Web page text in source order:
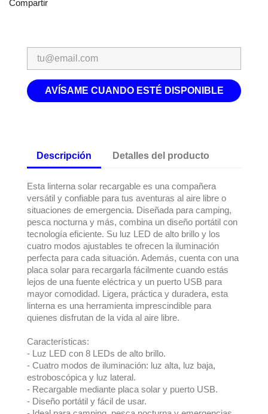
Compartir
AVÍSAME CUANDO ESTÉ DISPONIBLE
Descripción Detalles del producto
Esta linterna solar recargable es una compañera
versátil y confiable para tus aventuras al aire libre o
situaciones de emergencia. Diseñada para camping,
pesca nocturna y más, combina un diseño portátil con
tecnología eficiente. Su luz LED de alto brillo y los
cuatro modos ajustables te ofrecen la iluminación
perfecta para cada situación. Además, cuenta con una
placa solar para recargarla fácilmente cuando estás
lejos de una fuente eléctrica y un puerto USB para
mayor comodidad. Ligera, práctica y duradera, esta
linterna es una herramienta imprescindible para
quienes disfrutan de la vida al aire libre.
Características:
- Luz LED con 8 LEDs de alto brillo.
- Cuatro modos de iluminación: luz alta, luz baja,
estroboscópica y luz lateral.
- Recargable mediante placa solar y puerto USB.
- Diseño portátil y fácil de usar.